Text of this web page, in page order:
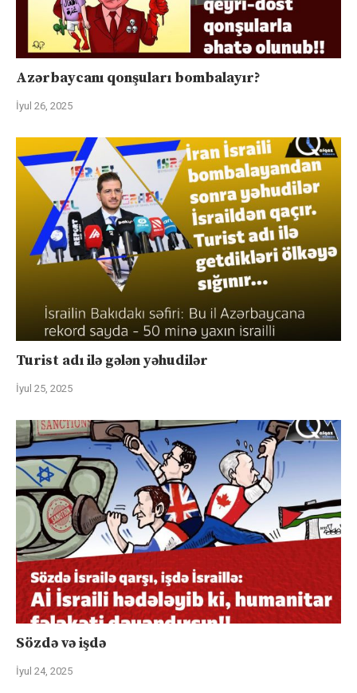
Azərbaycanı qonşuları bombalayır?
İyul 26, 2025
Turist adı ilə gələn yəhudilər
İyul 25, 2025
Sözdə və işdə
İyul 24, 2025